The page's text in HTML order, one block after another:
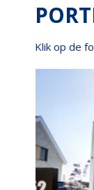
Klik op de